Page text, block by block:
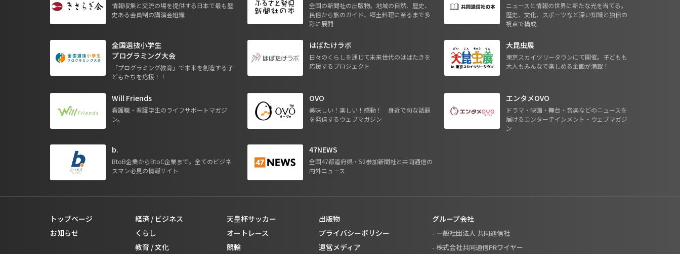
情報収集と交流の場を提供する日本で最も歴
史ある会員制の講演会組織
全国の新聞社の出版物。地域の自然、歴史、
民俗から旅のガイド、郷土料理に至るまで多
彩に展開
ニュースと情報の世界に新たな光を当てる。
歴史、文化、スポーツなど深い知識と独自の
視点で構成
全国選抜小学生
プログラミング大会
「プログラミング教育」で未来を創造する子
どもたちを応援！！
はばたけラボ
日々のくらしを通じて未来世代のはばたきを
応援するプロジェクト
大昆虫展
東京スカイツリータウンにて開催。子どもも
大人もみんなで楽しめる企画が満載！
Will Friends
看護職・看護学生のライフサポートマガジ
ン。
OVO
美味しい！楽しい！感動！ 身近で旬な話題
を発信するウェブマガジン
エンタメOVO
ドラマ・映画・舞台・音楽などのニュースを
届けるエンターテインメント・ウェブマガジ
ン
b.
BtoB企業からBtoC企業まで。全てのビジネ
スマン必見の情報サイト
47NEWS
全国47都道府県・52参加新聞社と共同通信の
内外ニュース
トップページ
お知らせ
経済 / ビジネス
くらし
教育 / 文化
天皇杯サッカー
オートレース
競輪
出版物
プライバシーポリシー
運営メディア
グループ会社
- 一般社団法人 共同通信社
- 株式会社共同通信PRワイヤー